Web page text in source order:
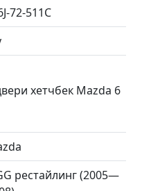
72-511C
хетчбек Mazda 6
рестайлинг (2005—